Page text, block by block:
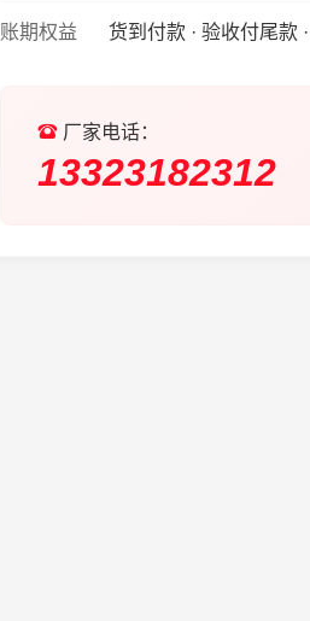
账期权益 货到付款 · 验收付尾款
厂家电话：
13323182312